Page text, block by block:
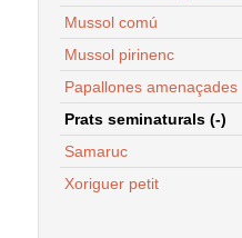
Mussol comú
Mussol pirinenc
Papallones amenaçades
Prats seminaturals (-)
Samaruc
Xoriguer petit